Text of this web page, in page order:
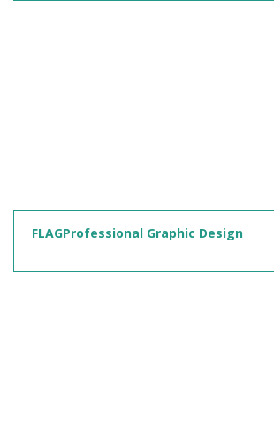
FLAGProfessional Graphic Design